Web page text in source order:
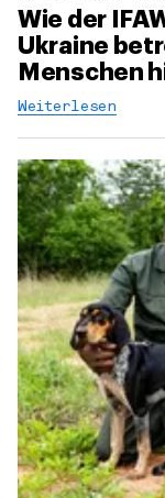
Wie der
Ukraine
Menschen
Weiterlesen